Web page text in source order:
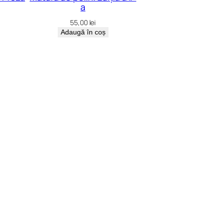
a
55,00 lei
Adaugă în coș